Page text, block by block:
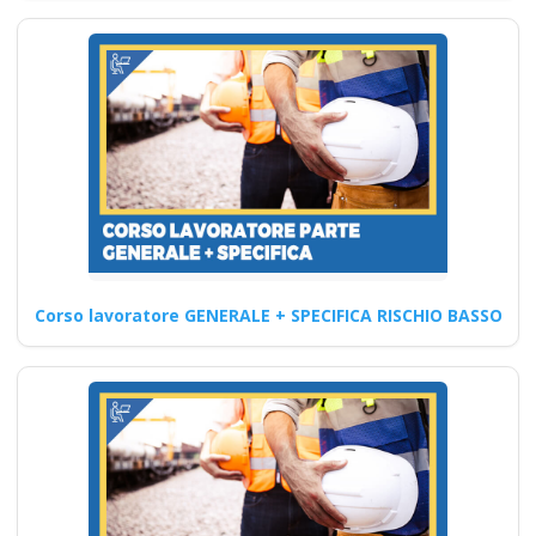
Sicurezza sul lavoro: le nuove
linee guida Nuovo accordo
stato regioni 2025…
Continua
sicurezza sul lavoro:
come applicare le
nuove norme del
2025 Nuovo accordo
stato regioni 2025
realtà virtuale app
Corso lavoratore GENERALE + SPECIFICA RISCHIO BASSO